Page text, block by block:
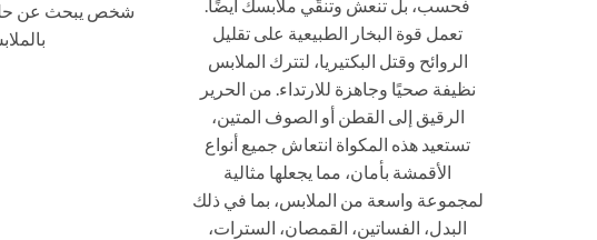
فحسب، بل تنعش وتنقّي ملابسك أيضًا.
تعمل قوة البخار الطبيعية على تقليل
الروائح وقتل البكتيريا، لتترك الملابس
نظيفة صحيًا وجاهزة للارتداء. من الحرير
الرقيق إلى القطن أو الصوف المتين،
تستعيد هذه المكواة انتعاش جميع أنواع
الأقمشة بأمان، مما يجعلها مثالية
لمجموعة واسعة من الملابس، بما في ذلك
البدل، الفساتين، القمصان، السترات،
شخص يبحث عن حل